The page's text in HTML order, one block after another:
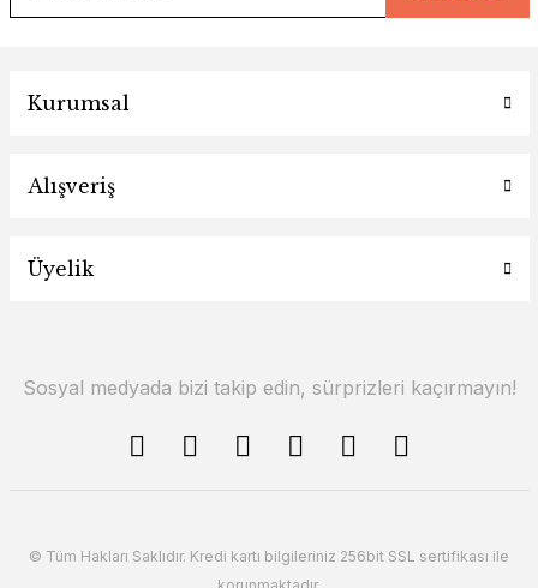
Kurumsal
Alışveriş
Üyelik
Sosyal medyada bizi takip edin, sürprizleri kaçırmayın!
© Tüm Hakları Saklıdır. Kredi kartı bilgileriniz 256bit SSL sertifikası ile